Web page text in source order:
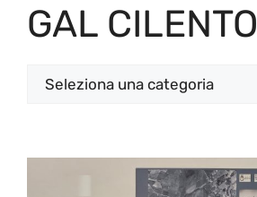
GAL CILENTO
Categorie